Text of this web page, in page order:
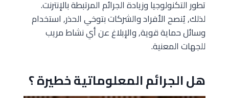
تطور التكنولوجيا وزيادة الجرائم المرتبطة بالإنترنت.
لذلك, يُنصح الأفراد والشركات بتوخي الحذر, استخدام
وسائل حماية قوية, والإبلاغ عن أي نشاط مريب
للجهات المعنية.
هل الجرائم المعلوماتية خطيرة ؟